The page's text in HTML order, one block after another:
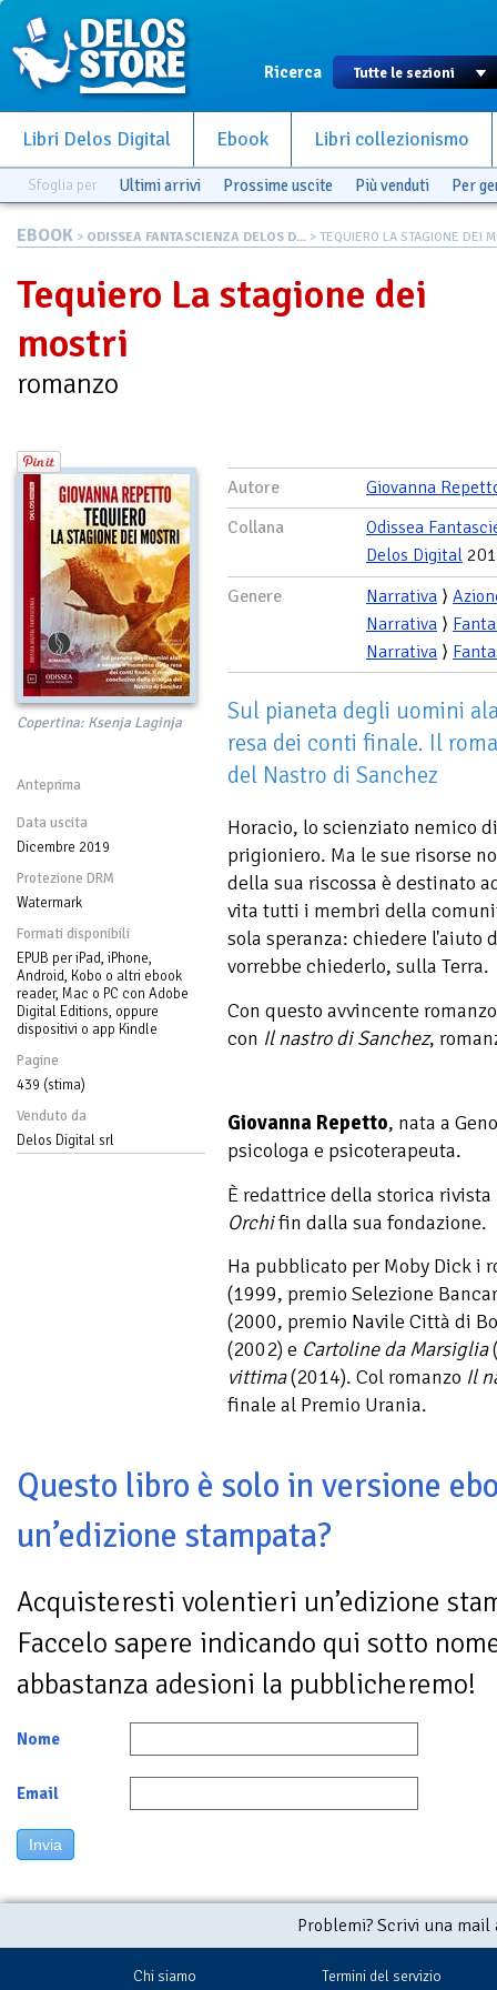
Ricerca
Libri Delos Digital Ebook Libri collezionismo
Sfoglia per Ultimi arrivi Prossime uscite Più venduti Per
EBOOK > ODISSEA FANTASCIENZA DELOS D... > TEQUIERO LA STAGIONE DEI
Tequiero La stagione dei
mostri
romanzo
Copertina: Ksenja Laginja
Anteprima
Data uscita
Dicembre 2019
Protezione DRM
Watermark
Formati disponibili
EPUB per iPad, iPhone,
Android, Kobo o altri ebook
reader, Mac o PC con Adobe
Digital Editions, oppure
dispositivi o app Kindle
Pagine
439 (stima)
Venduto da
Delos Digital srl
Autore
Giovanna
Collana
Odissea
Delos Digital
Genere
Narrativa ⟩
Narrativa ⟩
Narrativa ⟩
Sul pianeta degli uomini
resa dei conti finale. Il
del Nastro di Sanchez
Horacio, lo scienziato nemico
prigioniero. Ma le sue risorse
della sua riscossa è destinato
vita tutti i membri della
sola speranza: chiedere l'aiuto
vorrebbe chiederlo, sulla Terra.
Con questo avvincente
con Il nastro di Sanchez,
Giovanna Repetto, nata a
psicologa e psicoterapeuta.
È redattrice della storica
Orchifin dalla sua fondazione.
Ha pubblicato per Moby Dick i
(1999, premio Selezione
(2000, premio Navile Città di
(2002) e Cartoline da Marsiglia
vittima(2014). Col romanzo Il
finale al Premio Urania.
Questo libro è solo in versione
un’edizione stampata?
Acquisteresti volentieri un’edizione
Faccelo sapere indicando qui sotto
abbastanza adesioni la pubblicheremo!
Nome
Email
Invia
Problemi? Scrivi una
Chi siamo
Termini del servizio